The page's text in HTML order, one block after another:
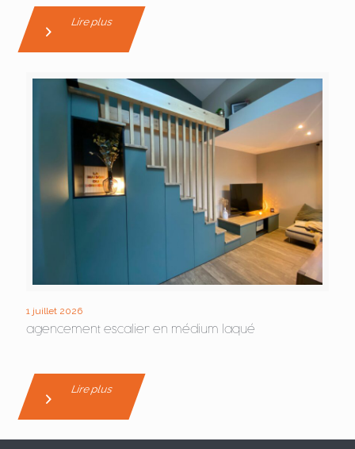
Lire plus
1 juillet 2026
agencement escalier en médium laqué
Lire plus